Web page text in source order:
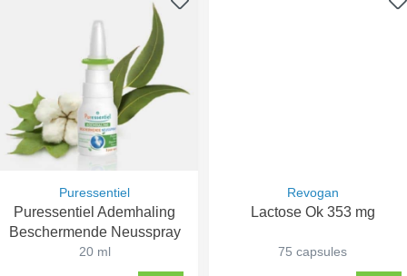
Puressentiel
Puressentiel Ademhaling
Beschermende Neusspray
20 ml
Revogan
Lactose Ok 353 mg
75 capsules